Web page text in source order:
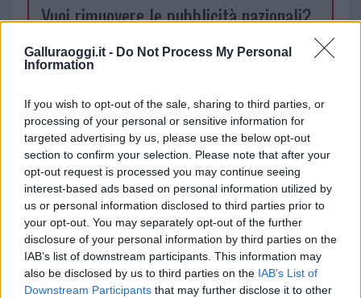
Galluraoggi.it - Do Not Process My Personal
Information
If you wish to opt-out of the sale, sharing to third parties, or
processing of your personal or sensitive information for
targeted advertising by us, please use the below opt-out
section to confirm your selection. Please note that after your
opt-out request is processed you may continue seeing
interest-based ads based on personal information utilized by
us or personal information disclosed to third parties prior to
your opt-out. You may separately opt-out of the further
disclosure of your personal information by third parties on the
IAB’s list of downstream participants. This information may
also be disclosed by us to third parties on the IAB’s List of
Downstream Participants that may further disclose it to other
Vuoi rimuovere le pubblicità nazionali?
Puoi abbonarti asoli € 1,10 al mese
cliccando
Sei già abbonato?
Puoi effettuare l'accesso andando nella
sezioneLogindal menù del sito o
cliccandoqui
TEMI: Asl Olbia
Rinnovo Patente Olbia
Roberto Li Gioi